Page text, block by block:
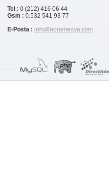
Tel : 0 (212) 416 06 44
Gsm : 0.532 541 93 77
E-Posta : info@noramedya.com